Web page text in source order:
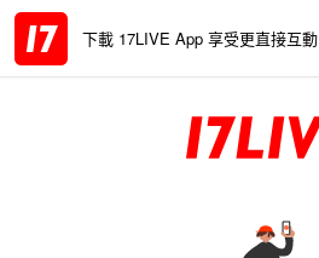
下載 17LIVE App 享受更直接互動